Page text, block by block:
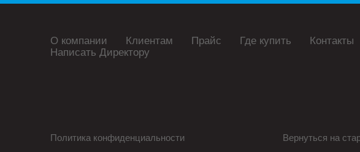
О компании Клиентам Прайс Где купить Контакты
Написать Директору
Политика конфиденциальности Вернуться на